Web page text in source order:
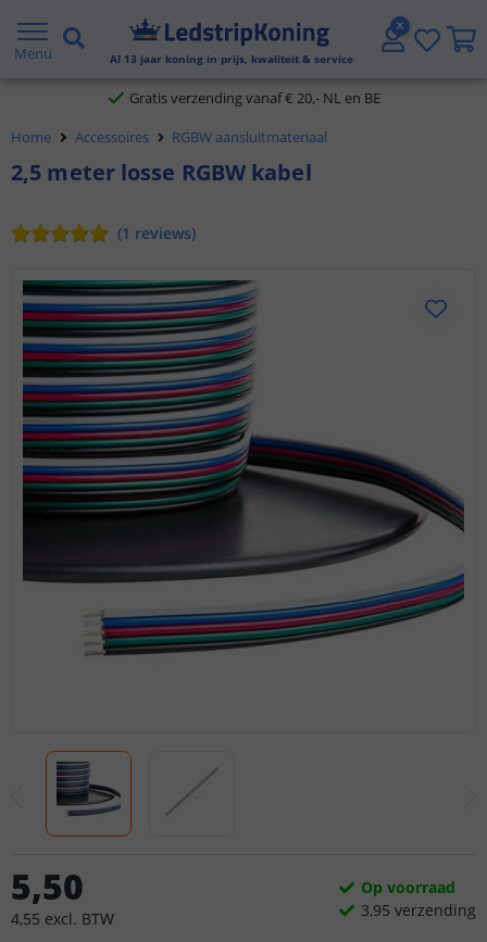
Menu Al 13 jaar koning in prijs, kwaliteit & service
5 jaar garantie
Gratis verzending vanaf € 20,- NL en BE
Klantbeoordeling 9.1
Home Accessoires RGBW aansluitmateriaal
2,5 meter losse RGBW kabel
(1 reviews)
5,50
4,55 excl. BTW
Op voorraad
3,95 verzending